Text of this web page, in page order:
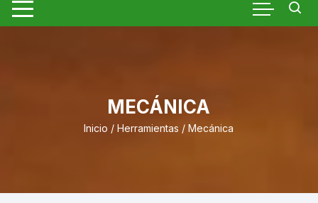
MECÁNICA
Inicio /Herramientas / Mecánica